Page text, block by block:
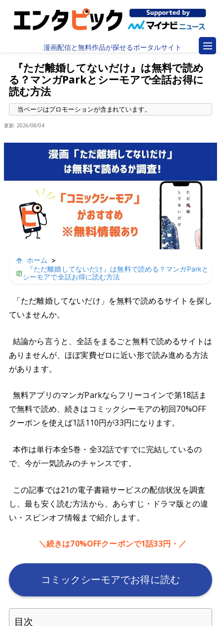
漫画配信と無料作品が探せるポータルサイト
『ただ離婚してないだけ』は無料で読め
る？マンガParkとシーモアで全話お得に
読む方法
更新: 2026/08/04
ホーム
>
『ただ離婚してないだけ』は無料で読める？マンガParkと
シーモアで全話お得に読む方法
「ただ離婚してないだけ」を無料で読めるサイトを探し
ていませんか。
結論から言うと、全話をまるごと無料で読めるサイトは
ありませんが、ほぼ実費ゼロに近い形で読み進める方法
があります。
無料アプリのマンガParkならフリーコインで第18話ま
で無料で読め、続きはコミックシーモアの初回70%OFF
クーポンを使えば1話110円が33円になります。
本作は単行本全5巻・全32話ですでに完結しているの
で、今が一気読みのチャンスです。
この記事では21の電子書籍サービスの配信状況を調査
し、最も安く読む方法から、あらすじ・ドラマ版との違
い・スピンオフ情報まで紹介します。
＼続きは70%OFFクーポンで1話33円・／
コミックシーモアでお得に読む
目次